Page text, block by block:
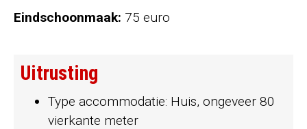
Eindschoonmaak: 75 euro
Uitrusting
Type accommodatie: Huis, ongeveer 80
vierkante meter